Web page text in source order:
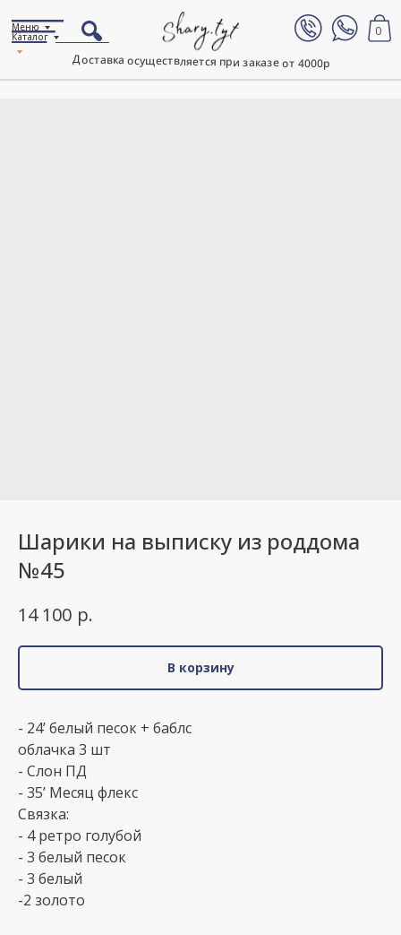
Доставка осуществляется при заказе от 4000р
0
Каталог
Меню
Шарики на выписку из роддома
№45
14 100 р.
В корзину
- 24’ белый песок + баблс
облачка 3 шт
- Слон ПД
- 35’ Месяц флекс
Связка:
- 4 ретро голубой
- 3 белый песок
- 3 белый
-2 золото